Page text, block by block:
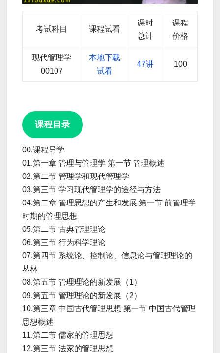
考试科目 课程试看
课时
总计
课程
价格
现代管理学
00107
本地下载
试看
47讲 100
课程目录
00.课程导学
01.第一章 管理与管理学 第一节 管理概述
02.第二节 管理学和现代管理学
03.第三节 学习现代管理学的途径与方法
04.第二章 管理思想的产生和发展 第一节 前管理学
时期的管理思想
05.第二节 古典管理理论
06.第三节 行为科学理论
07.第四节 系统论、控制论、信息论与管理理论的
丛林
08.第五节 管理理论的新发展（1）
09.第五节 管理理论的新发展（2）
10.第三章 中国古代管理思想 第一节 中国古代管理
思想概述
11.第二节 儒家的管理思想
12.第三节 法家的管理思想